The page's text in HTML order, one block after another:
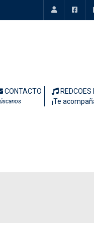
CONTACTO
REDCOES
¡Te